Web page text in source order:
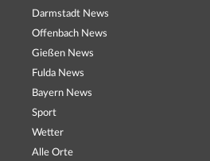
Darmstadt News
Offenbach News
Gießen News
Fulda News
Bayern News
Sport
Wetter
Alle Orte